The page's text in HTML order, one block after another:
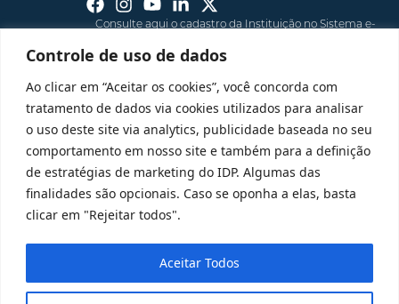
Controle de uso de dados
Ao clicar em “Aceitar os cookies”, você concorda com
tratamento de dados via cookies utilizados para analisar
o uso deste site via analytics, publicidade baseada no seu
comportamento em nosso site e também para a definição
de estratégias de marketing do IDP. Algumas das
finalidades são opcionais. Caso se oponha a elas, basta
clicar em "Rejeitar todos".
Aceitar Todos
Consulte aqui o cadastro da Instituição no Sistema e-